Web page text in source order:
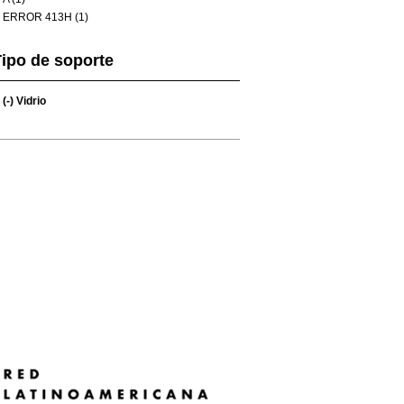
ERROR 413H (1)
de soporte
(-) Vidrio